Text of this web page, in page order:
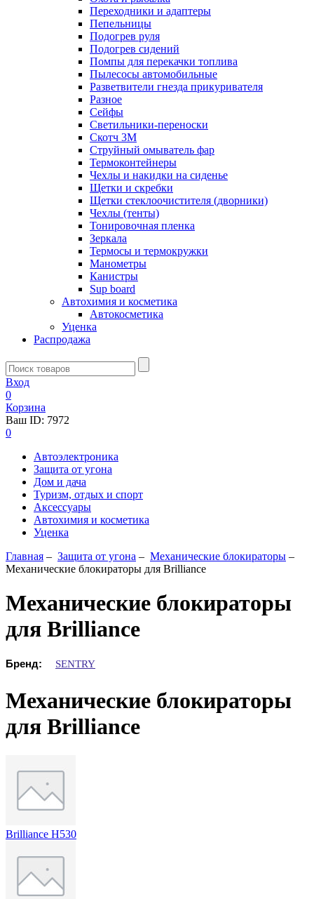
Переходники и адаптеры
Пепельницы
Подогрев руля
Подогрев сидений
Помпы для перекачки топлива
Пылесосы автомобильные
Разветвители гнезда прикуривателя
Разное
Сейфы
Светильники-переноски
Скотч 3М
Струйный омыватель фар
Термоконтейнеры
Чехлы и накидки на сиденье
Щетки и скребки
Щетки стеклоочистителя (дворники)
Чехлы (тенты)
Тонировочная пленка
Зеркалa
Термосы и термокружки
Манометры
Канистры
Sup board
Автохимия и косметика
Автокосметика
Уценка
Распродажа
Вход
0
Корзина
Ваш ID: 7972
0
Автоэлектроника
Защита от угона
Дом и дача
Туризм, отдых и спорт
Аксессуары
Автохимия и косметика
Уценка
Главная – Защита от угона – Механические блoкираторы –
Механические блокираторы для Brilliance
Механические блокираторы
для Brilliance
Бренд: SENTRY
Механические блокираторы
для Brilliance
Brilliance H530